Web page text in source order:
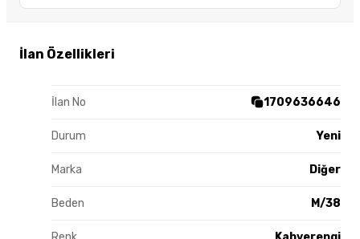
İlan Özellikleri
İlan No 1709636646
Durum Yeni
Marka Diğer
Beden M/38